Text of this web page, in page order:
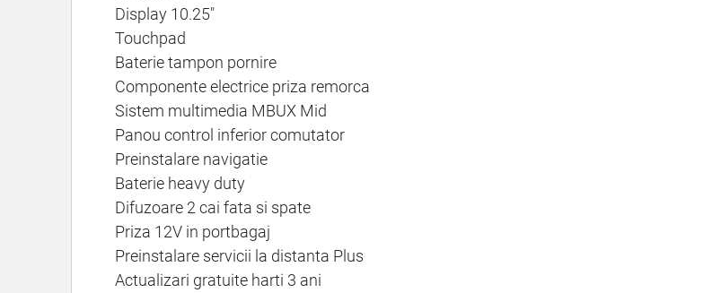
Display 10.25"
Touchpad
Baterie tampon pornire
Componente electrice priza remorca
Sistem multimedia MBUX Mid
Panou control inferior comutator
Preinstalare navigatie
Baterie heavy duty
Difuzoare 2 cai fata si spate
Priza 12V in portbagaj
Preinstalare servicii la distanta Plus
Actualizari gratuite harti 3 ani